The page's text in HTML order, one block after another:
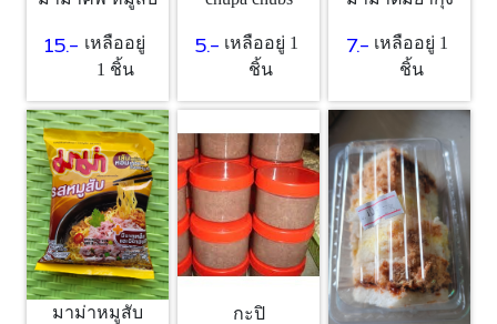
15.- เหลืออยู่
1 ชิ้น
5.- เหลืออยู่ 1
ชิ้น
7.- เหลืออยู่ 1
ชิ้น
มาม่าหมูสับ กะปิ